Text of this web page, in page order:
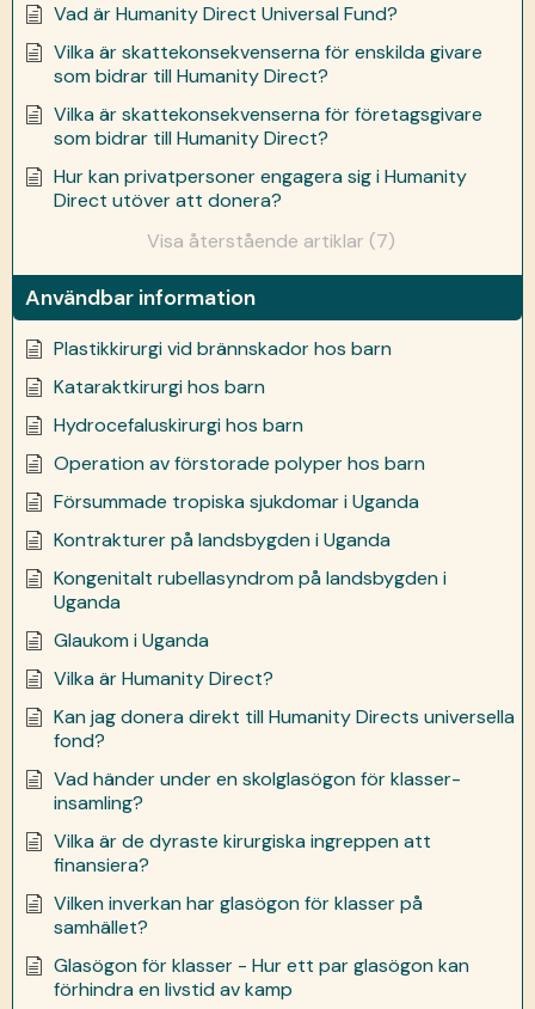
Vad är Humanity Direct Universal Fund?
Vilka är skattekonsekvenserna för enskilda givare
som bidrar till Humanity Direct?
Vilka är skattekonsekvenserna för företagsgivare
som bidrar till Humanity Direct?
Hur kan privatpersoner engagera sig i Humanity
Direct utöver att donera?
Visa återstående artiklar (7)
Användbar information
Plastikkirurgi vid brännskador hos barn
Kataraktkirurgi hos barn
Hydrocefaluskirurgi hos barn
Operation av förstorade polyper hos barn
Försummade tropiska sjukdomar i Uganda
Kontrakturer på landsbygden i Uganda
Kongenitalt rubellasyndrom på landsbygden i
Uganda
Glaukom i Uganda
Vilka är Humanity Direct?
Kan jag donera direkt till Humanity Directs universella
fond?
Vad händer under en skolglasögon för klasser-
insamling?
Vilka är de dyraste kirurgiska ingreppen att
finansiera?
Vilken inverkan har glasögon för klasser på
samhället?
Glasögon för klasser - Hur ett par glasögon kan
förhindra en livstid av kamp